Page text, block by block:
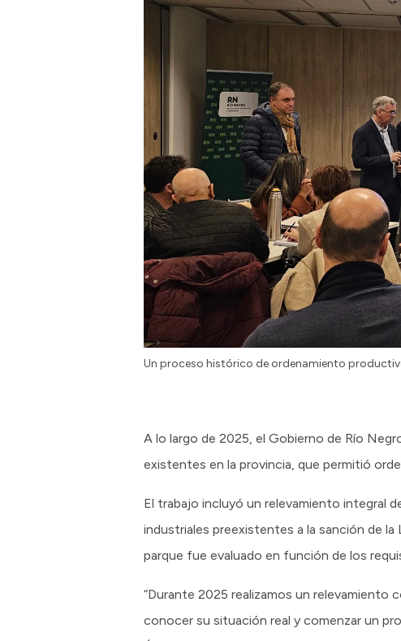
Un proceso histórico de ordenamiento
A lo largo de 2025, el Gobierno de Río
existentes en la provincia, que permitió
El trabajo incluyó un relevamiento integral
industriales preexistentes a la sanción de
parque fue evaluado en función de los
“Durante 2025 realizamos un relevamiento
conocer su situación real y comenzar un